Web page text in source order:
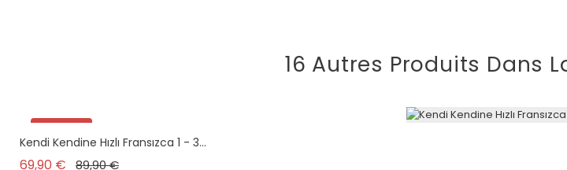
16 Autres Produits Dans
Promo !
Kendi Kendine Hızlı Fransızca 1 - 3...
69,90 € Prix de base
89,90 €Prix